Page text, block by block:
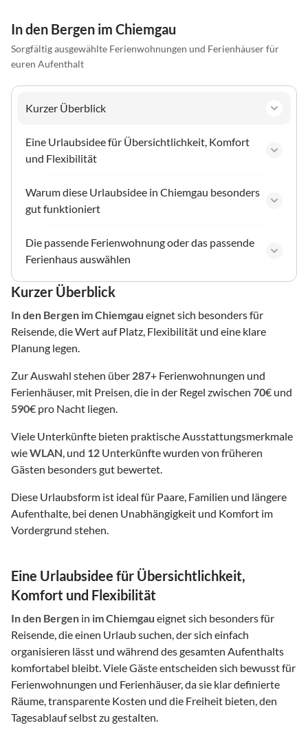
In den Bergen im Chiemgau
Sorgfältig ausgewählte Ferienwohnungen und Ferienhäuser für
euren Aufenthalt
Kurzer Überblick
Eine Urlaubsidee für Übersichtlichkeit, Komfort
und Flexibilität
Warum diese Urlaubsidee in Chiemgau besonders
gut funktioniert
Die passende Ferienwohnung oder das passende
Ferienhaus auswählen
Kurzer Überblick
In den Bergen im Chiemgau eignet sich besonders für
Reisende, die Wert auf Platz, Flexibilität und eine klare
Planung legen.
Zur Auswahl stehen über 287+ Ferienwohnungen und
Ferienhäuser, mit Preisen, die in der Regel zwischen 70€ und
590€ pro Nacht liegen.
Viele Unterkünfte bieten praktische Ausstattungsmerkmale
wieWLAN, und 12 Unterkünfte wurden von früheren
Gästen besonders gut bewertet.
Diese Urlaubsform ist ideal für Paare, Familien und längere
Aufenthalte, bei denen Unabhängigkeit und Komfort im
Vordergrund stehen.
Eine Urlaubsidee für Übersichtlichkeit,
Komfort und Flexibilität
In den Bergen in im Chiemgau eignet sich besonders für
Reisende, die einen Urlaub suchen, der sich einfach
organisieren lässt und während des gesamten Aufenthalts
komfortabel bleibt. Viele Gäste entscheiden sich bewusst für
Ferienwohnungen und Ferienhäuser, da sie klar definierte
Räume, transparente Kosten und die Freiheit bieten, den
Tagesablauf selbst zu gestalten.